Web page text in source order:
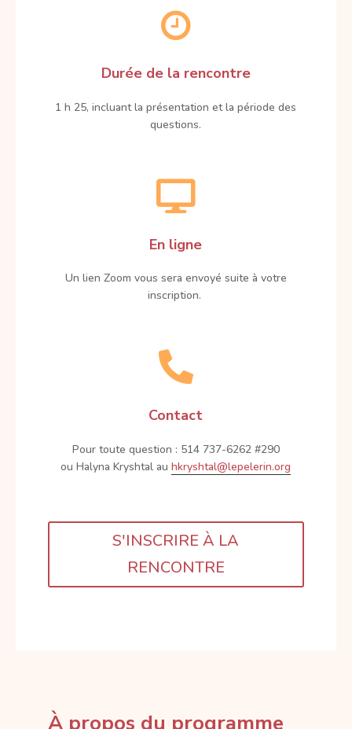

Durée de la rencontre
1 h 25, incluant la présentation et la période des
questions.

En ligne
Un lien Zoom vous sera envoyé suite à votre
inscription.

Contact
Pour toute question : 514 737-6262 #290
ou Halyna Kryshtal auhkryshtal@lepelerin.org
S'INSCRIRE À LA
RENCONTRE
À propos du programme